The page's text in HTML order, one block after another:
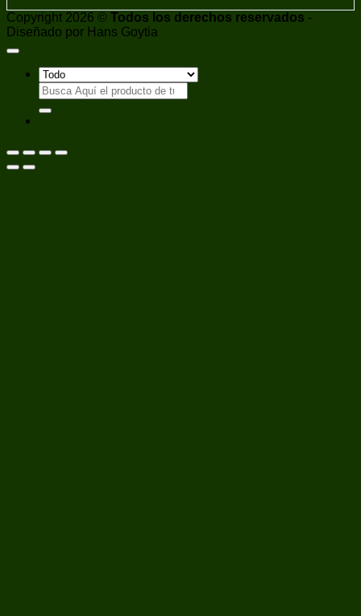
Copyright 2026 © Todos los derechos reservados -
Diseñado por Hans Goytia
Buscar
por: